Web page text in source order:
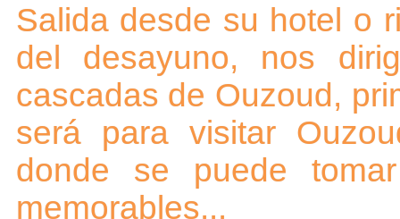
Salida desde su hotel o
del desayuno, nos
cascadas de Ouzoud,
será para visitar
donde se puede
memorables...